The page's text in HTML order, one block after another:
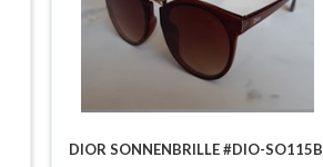
DIOR SONNENBRILLE #DIO-SO115B